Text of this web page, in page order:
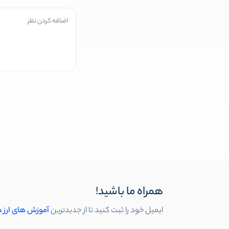
همراه ما باشید!
ایمیل خود را ثبت کنید تا از جدیدترینآموزش های ارز